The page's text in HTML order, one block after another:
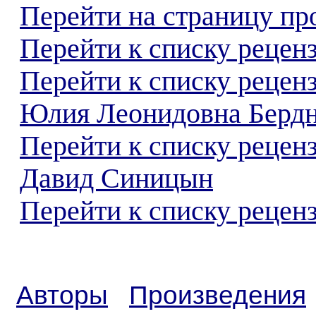
Перейти на страницу
Перейти к списку
Перейти к списку
Юлия Леонидовна
Перейти к списку
Давид Синицын
Перейти к списку
Авторы
Произведения